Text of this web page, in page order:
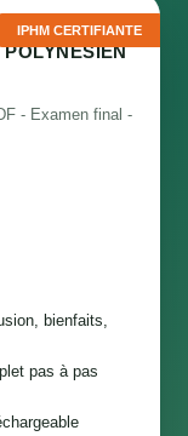
IPHM CERTIFIANTE
- Examen final -
bienfaits,
pas à pas